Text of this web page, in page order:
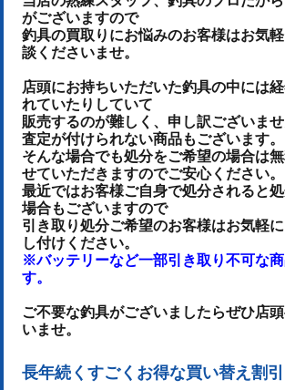
がございますので
釣具の買取りにお悩みのお客様はお気
談くださいませ。
店頭にお持ちいただいた釣具の中には
れていたりしていて
販売するのが難しく、申し訳ございま
査定が付けられない商品もございます。
そんな場合でも処分をご希望の場合は
せていただきますのでご安心ください。
最近ではお客様ご自身で処分されると
場合もございますので
引き取り処分ご希望のお客様はお気軽
し付けください。
※バッテリーなど一部引き取り不可な
す。
ご不要な釣具がございましたらぜひ店
いませ。
長年続くすごくお得な買い替え割引